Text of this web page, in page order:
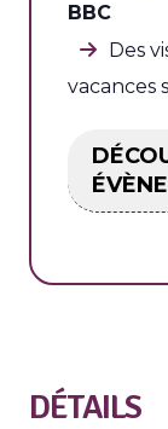
BBC
Des
vacances
DÉTAILS